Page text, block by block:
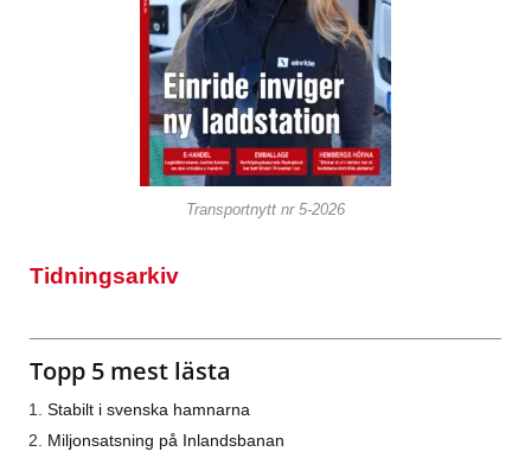
Transportnytt nr 5-2026
Tidningsarkiv
Topp 5 mest lästa
Stabilt i svenska hamnarna
Miljonsatsning på Inlandsbanan